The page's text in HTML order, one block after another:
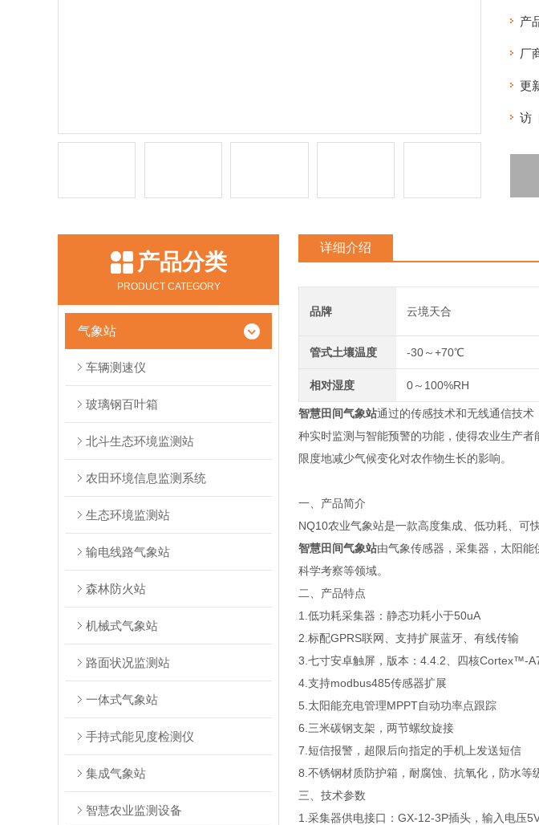
产
厂
更
访
产品分类
PRODUCT CATEGORY
气象站
车辆测速仪
玻璃钢百叶箱
北斗生态环境监测站
农田环境信息监测系统
生态环境监测站
输电线路气象站
森林防火站
机械式气象站
路面状况监测站
一体式气象站
手持式能见度检测仪
集成气象站
智慧农业监测设备
详细介绍
品牌 云境天合
管式土壤温度 -30～+70℃
相对湿度 0～100%RH
智慧田间气象站通过的传感技术和无线通信技
种实时监测与智能预警的功能，使得农业生产
限度地减少气候变化对农作物生长的影响。
一、产品简介
NQ10农业气象站是一款高度集成、低功耗、可
智慧田间气象站由气象传感器，采集器，太阳能
科学考察等领域。
二、产品特点
1.低功耗采集器：静态功耗小于50uA
2.标配GPRS联网、支持扩展蓝牙、有线传输
3.七寸安卓触屏，版本：4.4.2、四核Cortex™-
4.支持modbus485传感器扩展
5.太阳能充电管理MPPT自动功率点跟踪
6.三米碳钢支架，两节螺纹旋接
7.短信报警，超限后向指定的手机上发送短信
8.不锈钢材质防护箱，耐腐蚀、抗氧化，防水等
三、技术参数
1.采集器供电接口：GX-12-3P插头，输入电压